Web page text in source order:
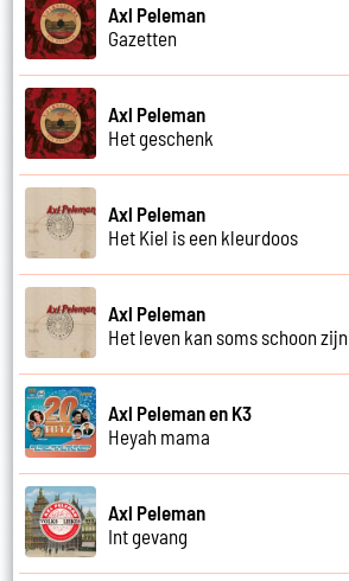
Axl Peleman
Gazetten
Axl Peleman
Het geschenk
Axl Peleman
Het Kiel is een kleurdoos
Axl Peleman
Het leven kan soms schoon zijn
Axl Peleman en K3
Heyah mama
Axl Peleman
Int gevang